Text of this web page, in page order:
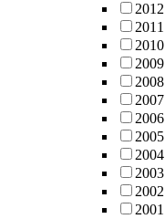
2012
2011
2010
2009
2008
2007
2006
2005
2004
2003
2002
2001